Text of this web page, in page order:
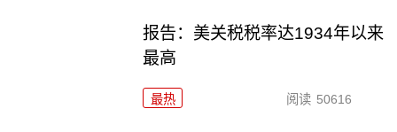
报告：美关税税率达1934年以来
最高
最热 阅读 50616